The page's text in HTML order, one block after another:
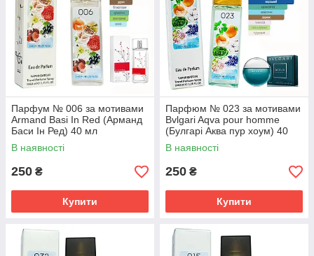
Парфум № 006 за мотивами
Armand Basi In Red (Арманд
Баси Ін Ред) 40 мл
В наявності
250 ₴
Купити
Парфюм № 023 за мотивами
Bvlgari Aqva pour homme
(Булгарі Аква пур хоум) 40
мл
В наявності
250 ₴
Купити